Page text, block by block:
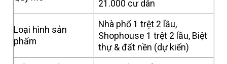
21.000 cư dân
Loại hình sản
phẩm
Nhà phố 1 trệt 2 lầu,
Shophouse 1 trệt 2 lầu, Biệt
thự & đất nền (dự kiến)